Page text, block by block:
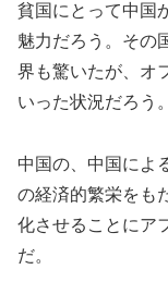
貧国にとって中国
魅力だろう。その
界も驚いたが、オ
いった状況だろう。
中国の、中国によ
の経済的繁栄をも
化させることにア
だ。